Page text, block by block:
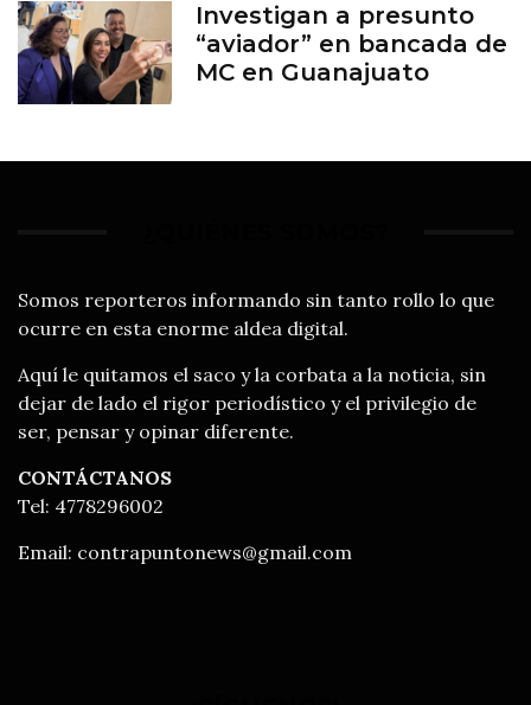
Investigan a presunto
“aviador” en bancada de
MC en Guanajuato
Somos reporteros informando sin tanto rollo lo que
ocurre en esta enorme aldea digital.
Aquí le quitamos el saco y la corbata a la noticia, sin
dejar de lado el rigor periodístico y el privilegio de
ser, pensar y opinar diferente.
CONTÁCTANOS
Tel: 4778296002
Email: contrapuntonews@gmail.com